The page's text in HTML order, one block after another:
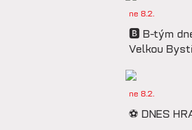
ne 8.2.
🅱️ B-tým
Velkou
ne 8.2.
⚽️ DNES